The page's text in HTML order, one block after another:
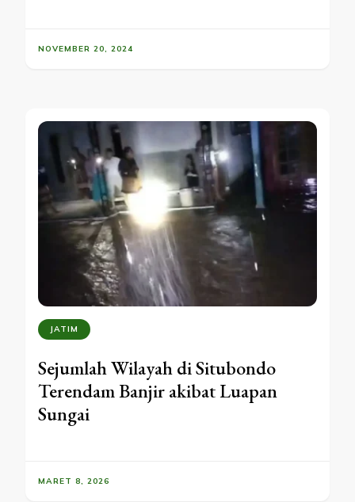
NOVEMBER 20, 2024
JATIM
Sejumlah Wilayah di Situbondo
Terendam Banjir akibat Luapan
Sungai
MARET 8, 2026